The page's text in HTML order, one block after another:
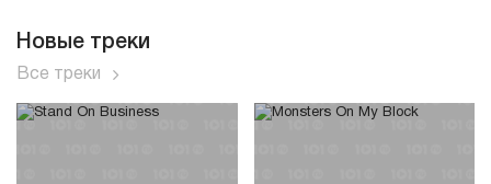
Новые треки
Все треки